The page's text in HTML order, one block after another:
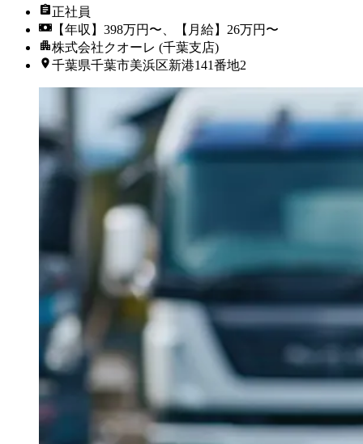
正社員
【年収】398万円〜、【月給】26万円〜
株式会社クオーレ (千葉支店)
千葉県千葉市美浜区新港141番地2